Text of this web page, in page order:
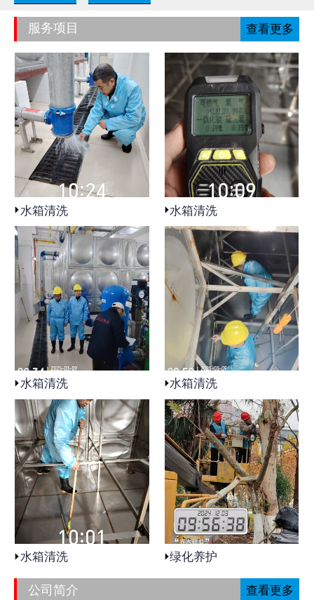
服务项目 查看更多
水箱清洗 水箱清洗
水箱清洗 水箱清洗
水箱清洗 绿化养护
公司简介 查看更多